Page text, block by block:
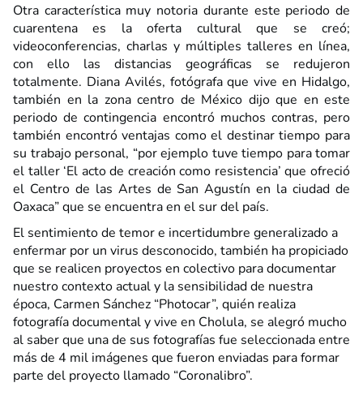
Otra característica muy notoria durante este periodo de
cuarentena es la oferta cultural que se creó;
videoconferencias, charlas y múltiples talleres en línea,
con ello las distancias geográficas se redujeron
totalmente. Diana Avilés, fotógrafa que vive en Hidalgo,
también en la zona centro de México dijo que en este
periodo de contingencia encontró muchos contras, pero
también encontró ventajas como el destinar tiempo para
su trabajo personal, “por ejemplo tuve tiempo para tomar
el taller ‘El acto de creación como resistencia’ que ofreció
el Centro de las Artes de San Agustín en la ciudad de
Oaxaca” que se encuentra en el sur del país.
El sentimiento de temor e incertidumbre generalizado a
enfermar por un virus desconocido, también ha propiciado
que se realicen proyectos en colectivo para documentar
nuestro contexto actual y la sensibilidad de nuestra
época, Carmen Sánchez “Photocar”, quién realiza
fotografía documental y vive en Cholula, se alegró mucho
al saber que una de sus fotografías fue seleccionada entre
más de 4 mil imágenes que fueron enviadas para formar
parte del proyecto llamado “Coronalibro”.